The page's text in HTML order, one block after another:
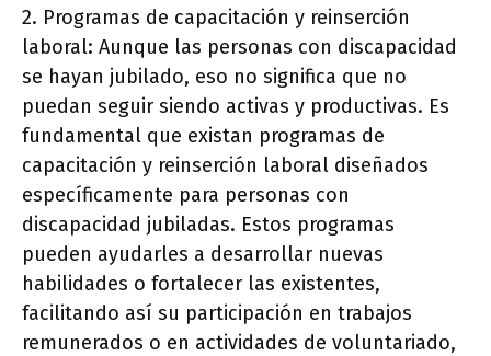
2. Programas de capacitación y reinserción
laboral: Aunque las personas con discapacidad
se hayan jubilado, eso no significa que no
puedan seguir siendo activas y productivas. Es
fundamental que existan programas de
capacitación y reinserción laboral diseñados
específicamente para personas con
discapacidad jubiladas. Estos programas
pueden ayudarles a desarrollar nuevas
habilidades o fortalecer las existentes,
facilitando así su participación en trabajos
remunerados o en actividades de voluntariado,